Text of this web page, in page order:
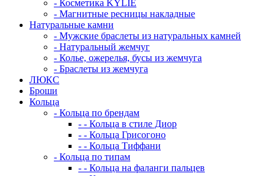
- Косметика KYLIE
- Магнитные ресницы накладные
Натуральные камни
- Мужские браслеты из натуральных камней
- Натуральный жемчуг
- Колье, ожерелья, бусы из жемчуга
- Браслеты из жемчуга
ЛЮКС
Броши
Кольца
- Кольца по брендам
- - Кольца в стиле Диор
- - Кольца Грисогоно
- - Кольца Тиффани
- Кольца по типам
- - Кольца на фаланги пальцев